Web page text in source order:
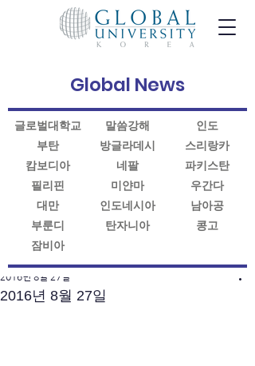
2016년 8월 27일
2016년 8월 27일
Global News
글로벌대학교 말씀강해
인도
부탄
방글라데시
스리랑카
캄보디아
네팔
파키스탄
필리핀
미얀마
우간다
대만
인도네시아
남아공
부룬디
탄자니아
콩고
잠비아